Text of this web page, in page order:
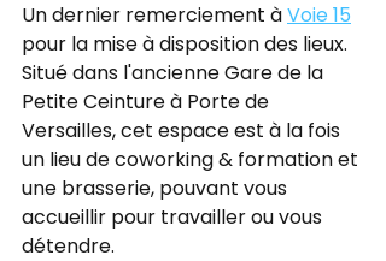
Un dernier remerciement à Voie 15
pour la mise à disposition des lieux.
Situé dans l'ancienne Gare de la
Petite Ceinture à Porte de
Versailles, cet espace est à la fois
un lieu de coworking & formation et
une brasserie, pouvant vous
accueillir pour travailler ou vous
détendre.